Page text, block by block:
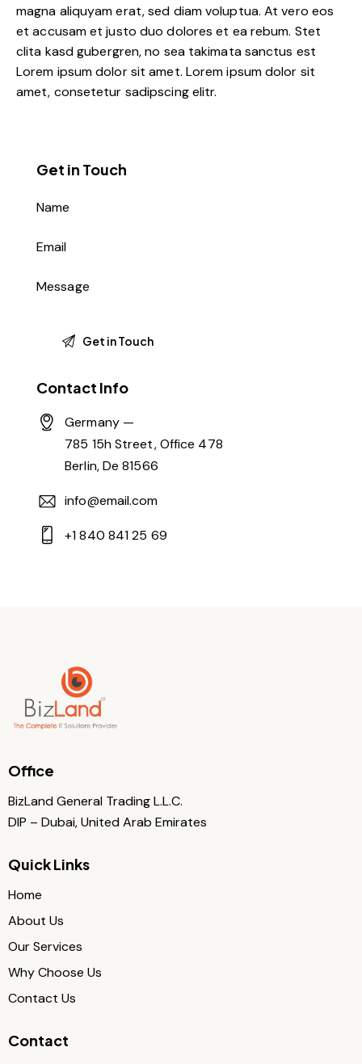
magna aliquyam erat, sed diam voluptua. At vero eos
et accusam et justo duo dolores et ea rebum. Stet
clita kasd gubergren, no sea takimata sanctus est
Lorem ipsum dolor sit amet. Lorem ipsum dolor sit
amet, consetetur sadipscing elitr.
Get in Touch
Contact Info
Germany —
785 15h Street, Office 478
Berlin, De 81566
info@email.com
+1 840 841 25 69
Office
BizLand General Trading L.L.C.
DIP – Dubai, United Arab Emirates
Quick Links
Home
About Us
Our Services
Why Choose Us
Contact Us
Contact